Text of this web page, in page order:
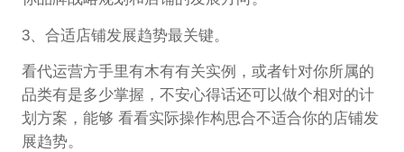
3、合适店铺发展趋势最关键。
看代运营方手里有木有有关实例，或者针对你所属的
品类有是多少掌握，不安心得话还可以做个相对的计
划方案，能够 看看实际操作构思合不适合你的店铺发
展趋势。